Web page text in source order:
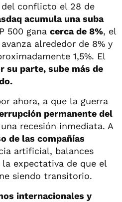
conflicto el 28 de
acumula una suba
500 gana cerca de 8%, el
alrededor de 8% y
1,5%. El
su parte, sube más de
ahora, a que la guerra
permanente del
recesión inmediata. A
de las compañías
artificial, balances
expectativa de que el
siendo transitorio.
internacionales y